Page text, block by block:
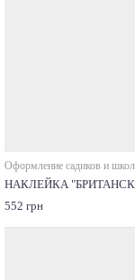
Оформление садиков и школ
НАКЛЕЙКА
552 грн